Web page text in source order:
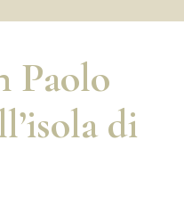
Paolo
di